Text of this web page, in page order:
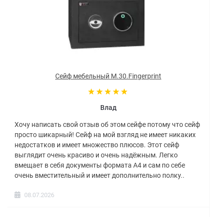
Сейф мебельный M.30.Fingerprint
Влад
Хочу написать свой отзыв об этом сейфе потому что сейф
просто шикарный! Сейф на мой взгляд не имеет никаких
недостатков и имеет множество плюсов. Этот сейф
выглядит очень красиво и очень надёжным. Легко
вмещает в себя документы формата А4 и сам по себе
очень вместительный и имеет дополнительно полку..
08.07.2026